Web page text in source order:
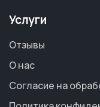
Услуги
Отзывы
О нас
Согласие на